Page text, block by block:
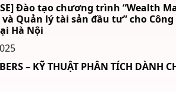
Đào tạo chương trình “Wealth
Quản lý tài sản đầu tư” cho Công
Hà Nội
– KỸ THUẬT PHÂN TÍCH DÀNH